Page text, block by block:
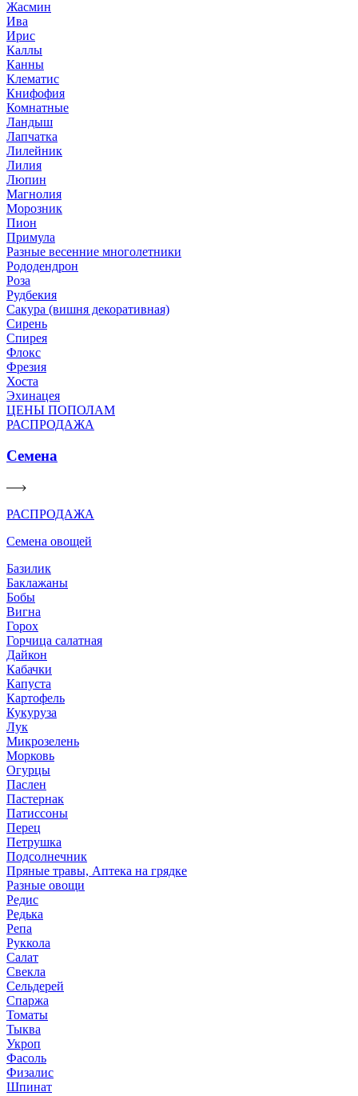
Жасмин
Ива
Ирис
Каллы
Канны
Клематис
Книфофия
Комнатные
Ландыш
Лапчатка
Лилейник
Лилия
Люпин
Магнолия
Морозник
Пион
Примула
Разные весенние многолетники
Рододендрон
Роза
Рудбекия
Сакура (вишня декоративная)
Сирень
Спирея
Флокс
Фрезия
Хоста
Эхинацея
ЦЕНЫ ПОПОЛАМ
РАСПРОДАЖА
Семена
РАСПРОДАЖА
Семена овощей
Базилик
Баклажаны
Бобы
Вигна
Горох
Горчица салатная
Дайкон
Кабачки
Капуста
Картофель
Кукуруза
Лук
Микрозелень
Морковь
Огурцы
Паслен
Пастернак
Патиссоны
Перец
Петрушка
Подсолнечник
Пряные травы, Аптека на грядке
Разные овощи
Редис
Редька
Репа
Руккола
Салат
Свекла
Сельдерей
Спаржа
Томаты
Тыква
Укроп
Фасоль
Физалис
Шпинат